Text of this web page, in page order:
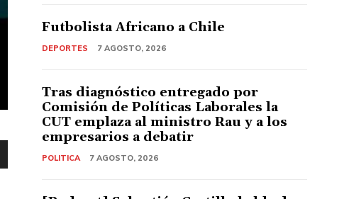
Futbolista Africano a Chile
DEPORTES 7 AGOSTO, 2026
Tras diagnóstico entregado por
Comisión de Políticas Laborales la
CUT emplaza al ministro Rau y a los
empresarios a debatir
POLITICA 7 AGOSTO, 2026